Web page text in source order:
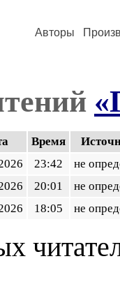
Авторы
Время
23:42
не
20:01
не
18:05 не